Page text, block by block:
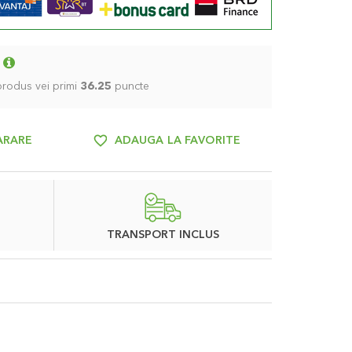
vei primi 36.25 puncte
ADAUGA LA FAVORITE
TRANSPORT INCLUS